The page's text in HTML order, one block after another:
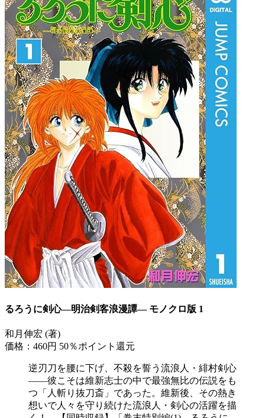
るろうに剣心―明治剣客浪漫譚― モノクロ版 1
和月伸宏 (著)
価格：460円 50％ポイント還元
逆刃刀を腰に下げ、不殺を誓う流浪人・緋村剣心
――彼こそは維新志士の中で最強無比の伝説をも
つ「人斬り抜刀斎」であった。維新後、その熱き
想いで人々を守り続けた流浪人・剣心の活躍を描